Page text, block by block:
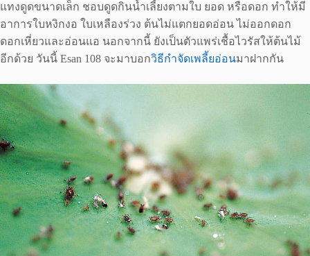
แทงดูดขนาดเล็ก ชอบดูดกินน้ำเลี้ยงตามใบ ยอด หรือดอก ทําให้มี
อาการใบหงิกงอ ใบเหลืองร่วง ต้นไม่แตกยอดอ่อน ไม่ออกดอก
ดอกเหี่ยวและอ่อนแอ นอกจากนี้ ยังเป็นตัวแพร่เชื้อไวรัสให้ต้นไม้
อีกด้วย วันนี้ Esan 108 จะมาบอกวิธีกำจัดเพลี้ยอ่อนมาฝากกัน